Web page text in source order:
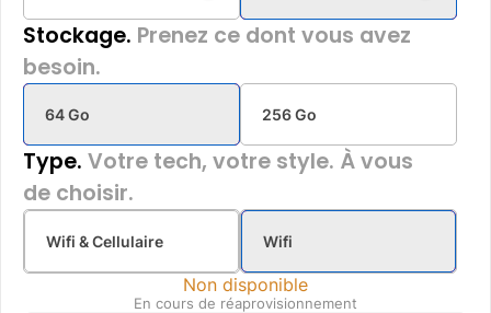
Stockage. Prenez ce dont vous avez
besoin.
64 Go 256 Go
Type. Votre tech, votre style. À vous
de choisir.
Wifi & Cellulaire Wifi
Non disponible
En cours de réaprovisionnement